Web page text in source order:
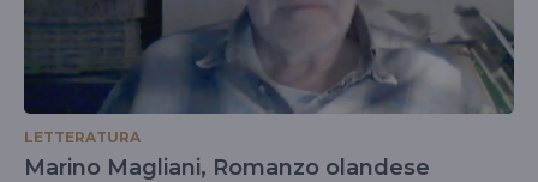
LETTERATURA
Marino Magliani, Romanzo olandese